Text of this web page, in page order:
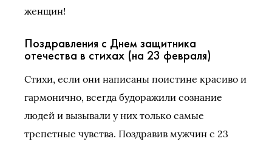
женщин!
Поздравления с Днем защитника
отечества в стихах (на 23 февраля)
Стихи, если они написаны поистине красиво и
гармонично, всегда будоражили сознание
людей и вызывали у них только самые
трепетные чувства. Поздравив мужчин с 23